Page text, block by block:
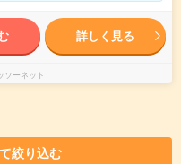
詳しく見る
ソーネット
絞り込む